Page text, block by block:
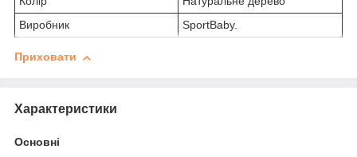
Виробник
SportBaby.
Приховати
Характеристики
Основні